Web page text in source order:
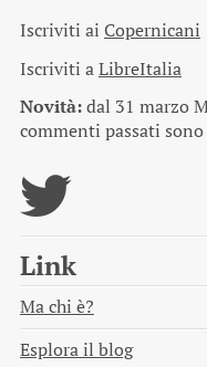
Iscriviti ai Copernicani
Iscriviti aLibreItalia
Novità:dal 31 marzo
commenti passati
Link
Ma chi è?
Esplora il blog